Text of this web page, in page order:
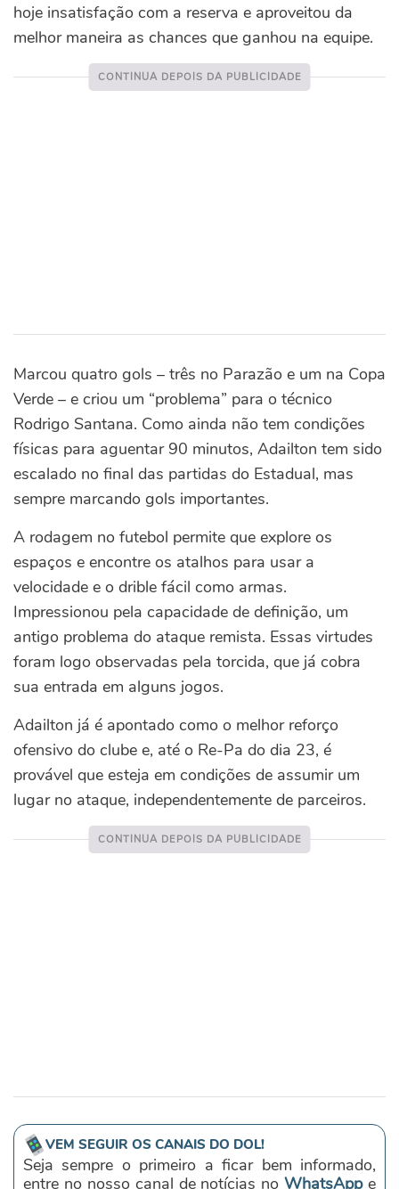
hoje insatisfação com a reserva e aproveitou da
melhor maneira as chances que ganhou na equipe.
Marcou quatro gols – três no Parazão e um na Copa
Verde – e criou um “problema” para o técnico
Rodrigo Santana. Como ainda não tem condições
físicas para aguentar 90 minutos, Adailton tem sido
escalado no final das partidas do Estadual, mas
sempre marcando gols importantes.
A rodagem no futebol permite que explore os
espaços e encontre os atalhos para usar a
velocidade e o drible fácil como armas.
Impressionou pela capacidade de definição, um
antigo problema do ataque remista. Essas virtudes
foram logo observadas pela torcida, que já cobra
sua entrada em alguns jogos.
Adailton já é apontado como o melhor reforço
ofensivo do clube e, até o Re-Pa do dia 23, é
provável que esteja em condições de assumir um
lugar no ataque, independentemente de parceiros.
VEM SEGUIR OS CANAIS DO DOL!
Seja sempre o primeiro a ficar bem informado,
entre no nosso canal de notícias noWhatsAppe